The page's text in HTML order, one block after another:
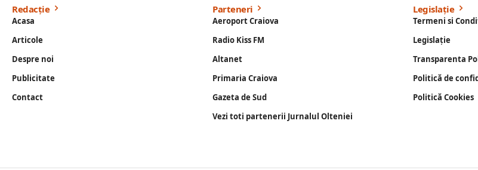
Redacție
Acasa
Articole
Despre noi
Publicitate
Contact
Parteneri
Aeroport Craiova
Radio Kiss FM
Altanet
Primaria Craiova
Gazeta de Sud
Vezi toti partenerii Jurnalul Olteniei
Legislație
Termeni si
Legislație
Transparenta
Politică de
Politică Cookies